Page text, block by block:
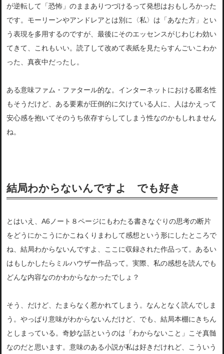
が逆転して「恐怖」のままありつづけるって発想はおもしろかった
です。モーリーンやアンドレアとは別に〈私〉は「あなた方」とい
う表現を多用するのですが、最後にそのエッセンスがじわじわ効い
てきて、これもいい。読了して改めて表紙を見たらすんごいこわか
った、真夜中だったし。
ある意味ファム・ファタール的な。インターネットにおける匿名性
もそうだけど、ある要素が圧倒的に欠けている人に、人はかえって
安心感を抱いてそのうち依存すらしてしまう性なのかもしれません
ね。
結局わからないんですよ でも好き
とはいえ、A6ノート８ページにもわたる書きなぐりの思考の断片
をどうにかこうにかこねくりまわして感想という形にしたところで
ね、結局わからないんですよ、ここに収録された作品って。あるい
はもしかしたらミルハウザー作品って。 実際、私の感想を読んでも
どんな内容なのかわからなかったでしょ？
そう、だけど、たまらなく惹かれてしまう。なんとなく読んでしま
う。やっぱり意味がわからないんだけど、でも、結局本棚にきちん
としまっている。奇妙な話というのは「わからないこと」こそ真髄
なのだと思います。意味のある小説が私は好きだけれど、こういう